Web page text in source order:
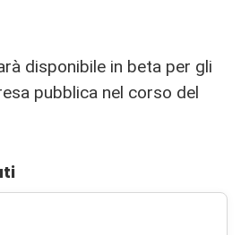
disponibile in beta per gli
pubblica nel corso del